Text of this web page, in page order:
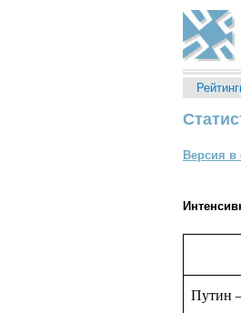
Вы
Версия в
Путин